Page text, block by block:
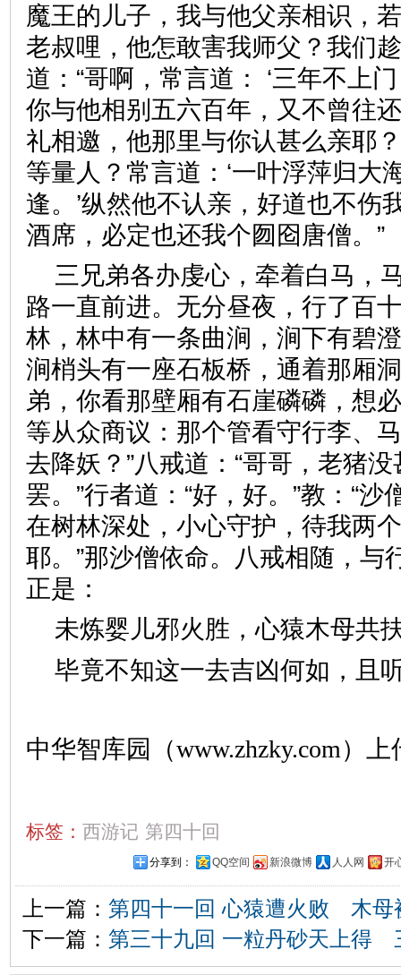
魔王的儿子，我与他父亲相识，
老叔哩，他怎敢害我师父？我们
道：“哥啊，常言道： ‘三年不上
你与他相别五六百年，又不曾往
礼相邀，他那里与你认甚么亲耶
等量人？常言道：‘一叶浮萍归大
逢。’纵然他不认亲，好道也不伤
酒席，必定也还我个囫囵唐
三兄弟各办虔心，牵着白马，
路一直前进。无分昼夜，行了百
林，林中有一条曲涧，涧下有碧
涧梢头有一座石板桥，通着那厢
弟，你看那壁厢有石崖磷磷，想
等从众商议：那个管看守行李、
去降妖？”八戒道：“哥哥，老猪
罢。”行者道：“好，好。”教：“
在树林深处，小心守护，待我两
耶。”那沙僧依命。八戒相随，与
正是：
未炼婴儿邪火胜，心猿木
毕竟不知这一去吉凶何如，且
中华智库园（www.zhzky.com）上
标签： 西游记 第四十回
分享到： QQ空间 新浪微博 人人网 开
上一篇： 第四十一回 心猿遭火败 木母
下一篇： 第三十九回 一粒丹砂天上得